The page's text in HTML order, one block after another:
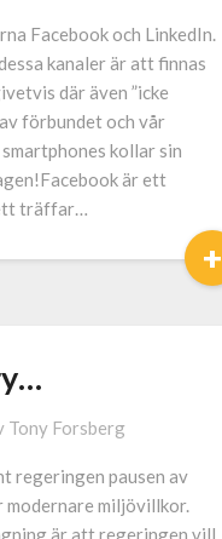
Facebook och LinkedIn.
kanaler är att finnas
där även ”icke
förbundet och vår
kollar sin
är ett
träffar…
+
Tony Forsberg
regeringen pausen av
miljövillkor.
är att regeringen vill